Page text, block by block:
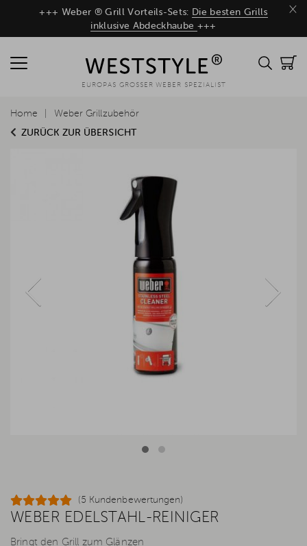
×
+++ Weber ® Grill Vorteils-Sets: Die besten Grills
inklusive Abdeckhaube +++
EUROPAS GROSSER WEBER SPEZIALIST
ZURÜCK ZUR ÜBERSICHT
Home Weber Grillzubehör
(5 Kundenbewertungen)
WEBER EDELSTAHL-REINIGER
Bringt den Grill zum Glänzen